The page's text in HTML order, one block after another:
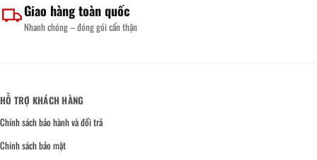
Giao hàng toàn quốc
Nhanh chóng – đóng gói cẩn thận
HỖ TRỢ KHÁCH HÀNG
Chính sách bảo hành và đổi trả
Chính sách bảo mật